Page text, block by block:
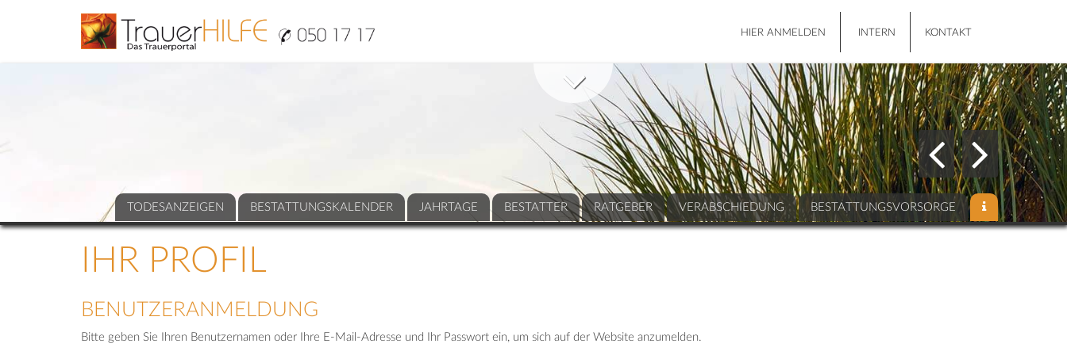
HIER ANMELDEN INTERN KONTAKT
TODESANZEIGEN BESTATTUNGSKALENDER JAHRTAGE BESTATTER RATGEBER VERABSCHIEDUNG BESTATTUNGSVORSORGE
IHR PROFIL
BENUTZERANMELDUNG
Bitte geben Sie Ihren Benutzernamen oder Ihre E-Mail-Adresse und Ihr Passwort ein, um sich auf der Website anzumelden.